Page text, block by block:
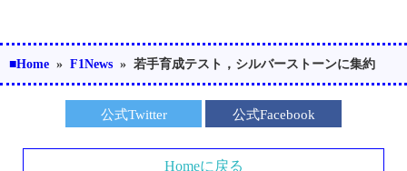
■Home » F1News » 若手育成テスト，シルバーストーンに集約
公式Twitter 公式Facebook
Homeに戻る